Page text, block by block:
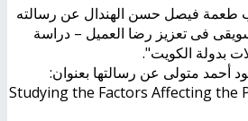
طعمة فيصل حسن الهندال عن رسالته
فى تعزيز رضا العميل – دراسة
بدولة الكويت".
"Studying the Factors Affecting the